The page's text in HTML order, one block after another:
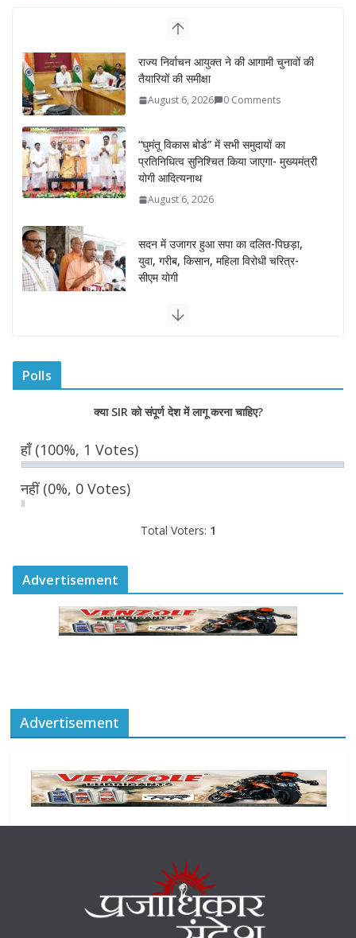
August 6, 2026
“घुमंतू विकास बोर्ड” में सभी समुदायों का
योगी आदित्यनाथ
सदन में उजागर हुआ सपा का दलित-पिछड़ा,
सीएम योगी
अम्बाला मण्डल ने रेल सेवा में उत्कृष्ट सेवाओं के
August 6, 2026
August 6, 2026 0 Comments
Polls
क्या SIR को संपूर्ण देश में लागू करना चाहिए?
हाँ(100%, 1 Votes)
नहीं(0%, 0 Votes)
Total Voters: 1
Advertisement
Advertisement